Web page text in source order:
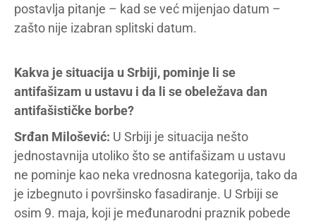
postavlja pitanje – kad se već mijenjao datum –
zašto nije izabran splitski datum.
Kakva je situacija u Srbiji, pominje li se
antifašizam u ustavu i da li se obeležava dan
antifašističke borbe?
Srđan Milošević: U Srbiji je situacija nešto
jednostavnija utoliko što se antifašizam u ustavu
ne pominje kao neka vrednosna kategorija, tako da
je izbegnuto i površinsko fasadiranje. U Srbiji se
osim 9. maja, koji je međunarodni praznik pobede